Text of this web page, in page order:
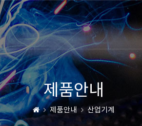
제품안내
제품안내 산업기계